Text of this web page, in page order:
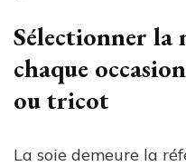
Sélectionner la
chaque
ou tricot
La soie demeure la